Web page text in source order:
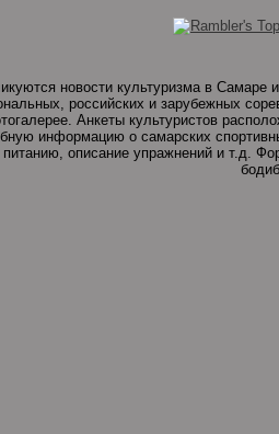
новости культуризма в
российских и зарубежных
Анкеты культуристов
информацию о самарских
питанию, описание упражнений и т.д.